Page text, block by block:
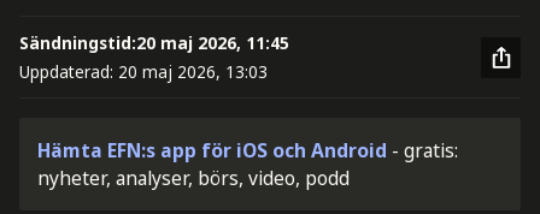
Sändningstid:20 maj 2026, 11:45
Uppdaterad: 20 maj 2026, 13:03
Hämta EFN:s app för iOS och Android - gratis:
nyheter, analyser, börs, video, podd